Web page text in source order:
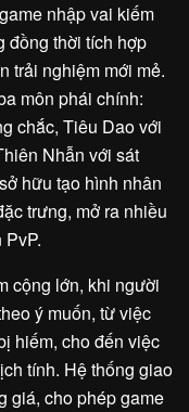
nhập vai kiếm
đồng thời tích hợp
trải nghiệm mới mẻ.
môn phái chính:
chắc, Tiêu Dao với
Nhẫn với sát
hữu tạo hình nhân
trưng, mở ra nhiều
cộng lớn, khi người
ý muốn, từ việc
hiếm, cho đến việc
tính. Hệ thống giao
giá, cho phép game